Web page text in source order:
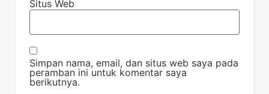
Situs Web
Simpan nama, email, dan situs web saya pada
peramban ini untuk komentar saya
berikutnya.